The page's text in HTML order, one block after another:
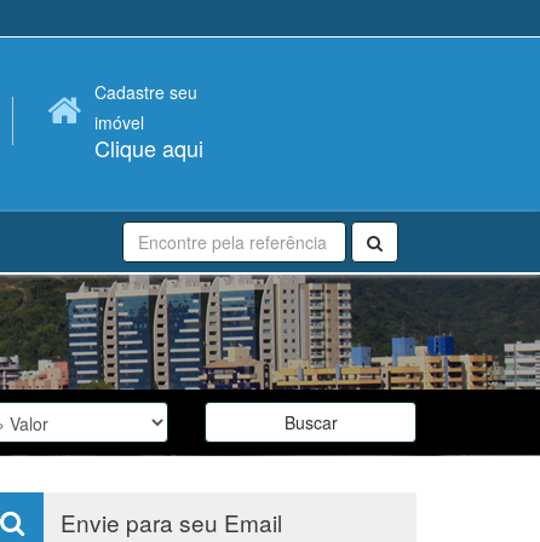
Cadastre seu
imóvel
Clique aqui
Buscar
Envie para seu Email